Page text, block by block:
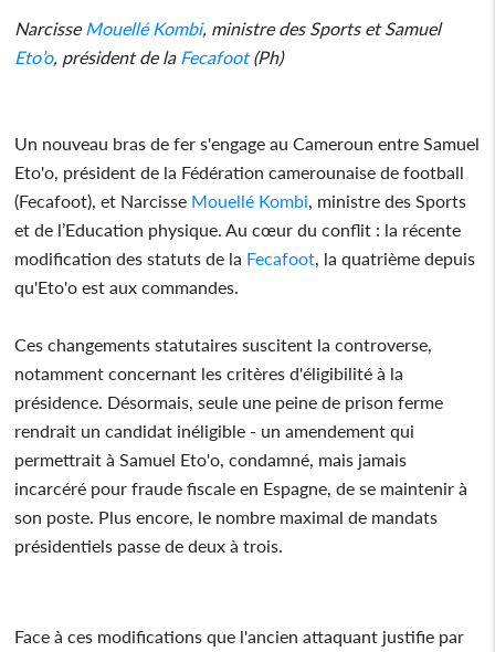
NarcisseMouellé Kombi, ministre des Sports et Samuel
Eto’o, président de laFecafoot(Ph)
Un nouveau bras de fer s'engage au Cameroun entre Samuel
Eto'o, président de la Fédération camerounaise de football
(Fecafoot), et Narcisse Mouellé Kombi, ministre des Sports
et de l’Education physique. Au cœur du conflit : la récente
modification des statuts de la Fecafoot, la quatrième depuis
qu'Eto'o est aux commandes.
Ces changements statutaires suscitent la controverse,
notamment concernant les critères d'éligibilité à la
présidence. Désormais, seule une peine de prison ferme
rendrait un candidat inéligible - un amendement qui
permettrait à Samuel Eto'o, condamné, mais jamais
incarcéré pour fraude fiscale en Espagne, de se maintenir à
son poste. Plus encore, le nombre maximal de mandats
présidentiels passe de deux à trois.
Face à ces modifications que l'ancien attaquant justifie par